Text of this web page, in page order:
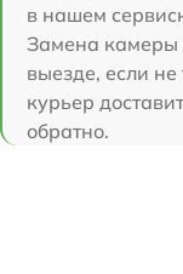
в нашем
Замена камеры
выезде, если
курьер
обратно.